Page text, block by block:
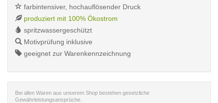
farbintensiver, hochauflösender Druck
produziert mit 100% Ökostrom
spritzwassergeschützt
Motivprüfung inklusive
geeignet zur Warenkennzeichnung
Bei allen Waren aus unserem Shop bestehen gesetzliche
Gewährleistungsansprüche.